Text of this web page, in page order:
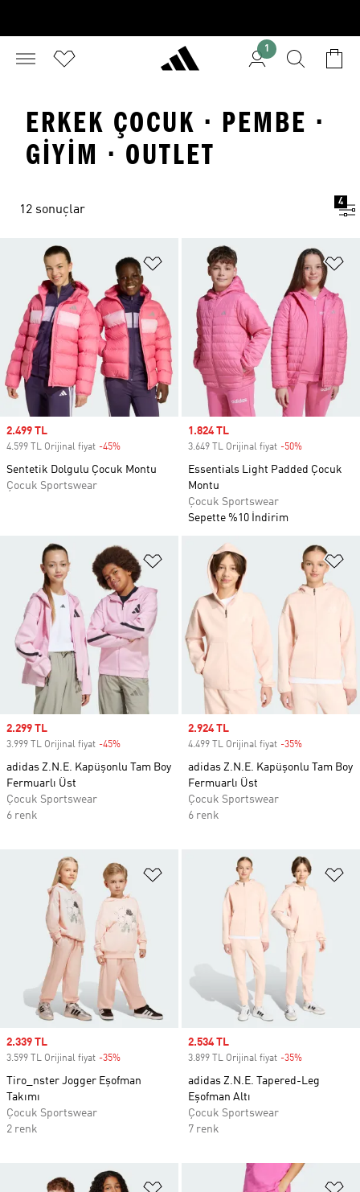
1
ERKEK ÇOCUK · PEMBE ·
GIYIM · OUTLET
12 sonuçlar
4
Favori Listesine Ekle
Sale price
2.499 TL
4.599 TL Orijinal fiyat -45%
Sentetik Dolgulu Çocuk Montu
Çocuk Sportswear
Sale price
1.824 TL
3.649 TL Orijinal fiyat -50%
Essentials Light Padded Çocuk
Montu
Çocuk Sportswear
Sepette %10 İndirim
Favori Listesine Ekle
Sale price
2.299 TL
3.999 TL Orijinal fiyat -45%
adidas Z.N.E. Kapüşonlu Tam Boy
Fermuarlı Üst
Çocuk Sportswear
6 renk
Sale price
2.924 TL
4.499 TL Orijinal fiyat -35%
adidas Z.N.E. Kapüşonlu Tam Boy
Fermuarlı Üst
Çocuk Sportswear
6 renk
Favori Listesine Ekle
Sale price
2.339 TL
3.599 TL Orijinal fiyat -35%
Tiro_nster Jogger Eşofman
Takımı
Çocuk Sportswear
2 renk
Sale price
2.534 TL
3.899 TL Orijinal fiyat -35%
adidas Z.N.E. Tapered-Leg
Eşofman Altı
Çocuk Sportswear
7 renk
Favori Listesine Ekle